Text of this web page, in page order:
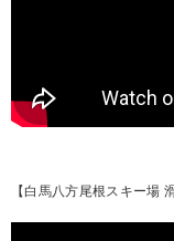
【白馬八方尾根スキー場